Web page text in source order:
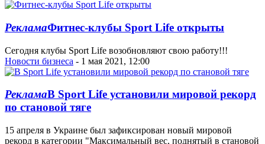
РекламаФитнес-клубы Sport Life открыты
Сегодня клубы Sport Life возобновляют свою работу!!!
Новости бизнеса - 1 мая 2021, 12:00
РекламаВ Sport Life установили мировой рекорд
по становой тяге
15 апреля в Украине был зафиксирован новый мировой
рекорд в категории "Максимальный вес, поднятый в становой